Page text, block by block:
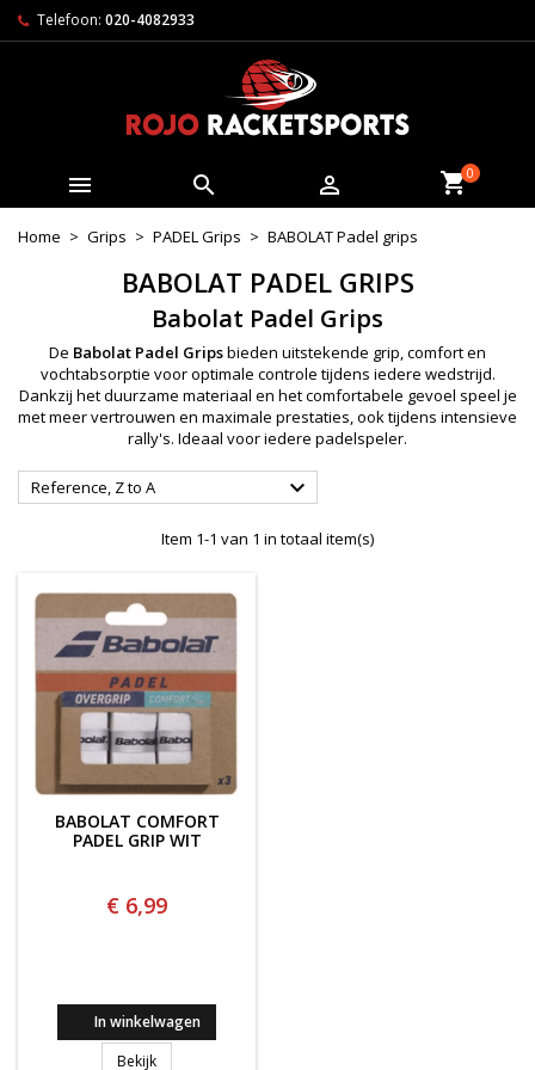
Telefoon: 020-4082933
   0
Home Grips PADEL Grips BABOLAT Padel grips
BABOLAT PADEL GRIPS
Babolat Padel Grips
De Babolat Padel Gripsbieden uitstekende grip, comfort en
vochtabsorptie voor optimale controle tijdens iedere wedstrijd.
Dankzij het duurzame materiaal en het comfortabele gevoel speel je
met meer vertrouwen en maximale prestaties, ook tijdens intensieve
rally's. Ideaal voor iedere padelspeler.
Reference, Z to A 
Item 1-1 van 1 in totaal item(s)
BABOLAT COMFORT
PADEL GRIP WIT
€ 6,99
In winkelwagen
BekijkBABOLAT COMFORT PADEL GRIP WIT